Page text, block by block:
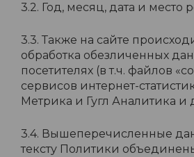
3.2. Год, месяц, дата и место
3.3. Также на сайте
обработка обезличенных
посетителях (в т.ч. файлов
сервисов интернет-
Метрика и Гугл Аналитика и
3.4. Вышеперечисленные
тексту Политики